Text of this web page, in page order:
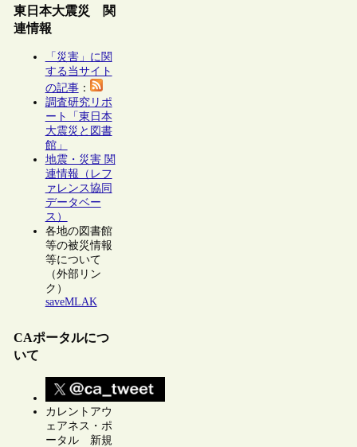
東日本大震災 関
連情報
「災害」に関
する当サイト
の記事：
調査研究リポ
ート「東日本
大震災と図書
館」
地震・災害 関
連情報（レフ
ァレンス協同
データベー
ス）
各地の図書館
等の被災情報
等について
（外部リン
ク）
saveMLAK
CAポータルにつ
いて
カレントアウ
ェアネス・ポ
ータル 新規